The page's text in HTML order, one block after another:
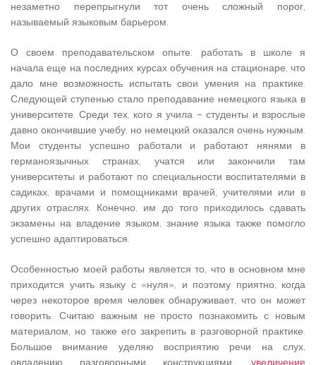
незаметно перепрыгнули тот очень сложный порог,
называемый языковым барьером.
О своем преподавательском опыте: работать в школе я
начала еще на последних курсах обучения на стационаре, что
дало мне возможность испытать свои умения на практике.
Следующей ступенью стало преподавание немецкого языка в
университете. Среди тех, кого я учила – студенты и взрослые
давно окончившие учебу, но немецкий оказался очень нужным.
Мои студенты успешно работали и работают нянями в
германоязычных странах, учатся или закончили там
университеты и работают по специальности воспитателями в
садиках, врачами и помощниками врачей, учителями или в
других отраслях. Конечно, им до того приходилось сдавать
экзамены на владение языком, знание языка также помогло
успешно адаптироваться.
Особенностью моей работы является то, что в основном мне
приходится учить языку с «нуля», и поэтому приятно, когда
через некоторое время человек обнаруживает, что он может
говорить. Считаю важным не просто познакомить с новым
материалом, но также его закрепить в разговорной практике.
Большое внимание уделяю восприятию речи на слух,
овладению разговорными конструкциями, увеличение